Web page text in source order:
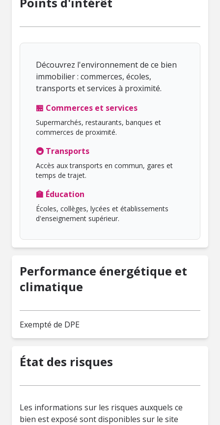
Découvrez l'environnement de ce bien
immobilier : commerces, écoles,
transports et services à proximité.
🏪 Commerces et services
Supermarchés, restaurants, banques et
commerces de proximité.
🚇 Transports
Accès aux transports en commun, gares et
temps de trajet.
🏫 Éducation
Écoles, collèges, lycées et établissements
d'enseignement supérieur.
Performance énergétique et
climatique
Exempté de DPE
État des risques
Les informations sur les risques auxquels ce
bien est exposé sont disponibles sur le site